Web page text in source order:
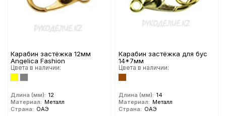
Карабин застёжка 12мм
Angelica Fashion
Цвета в наличии:
Длина (мм): 12
Материал: Металл
Страна: ОАЭ
Карабин застёжка для бус
14*7мм
Цвета в наличии:
Длина (мм): 14
Материал: Металл
Страна: ОАЭ